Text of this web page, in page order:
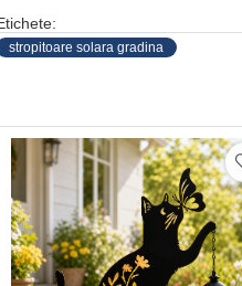
stropitoare solara gradina